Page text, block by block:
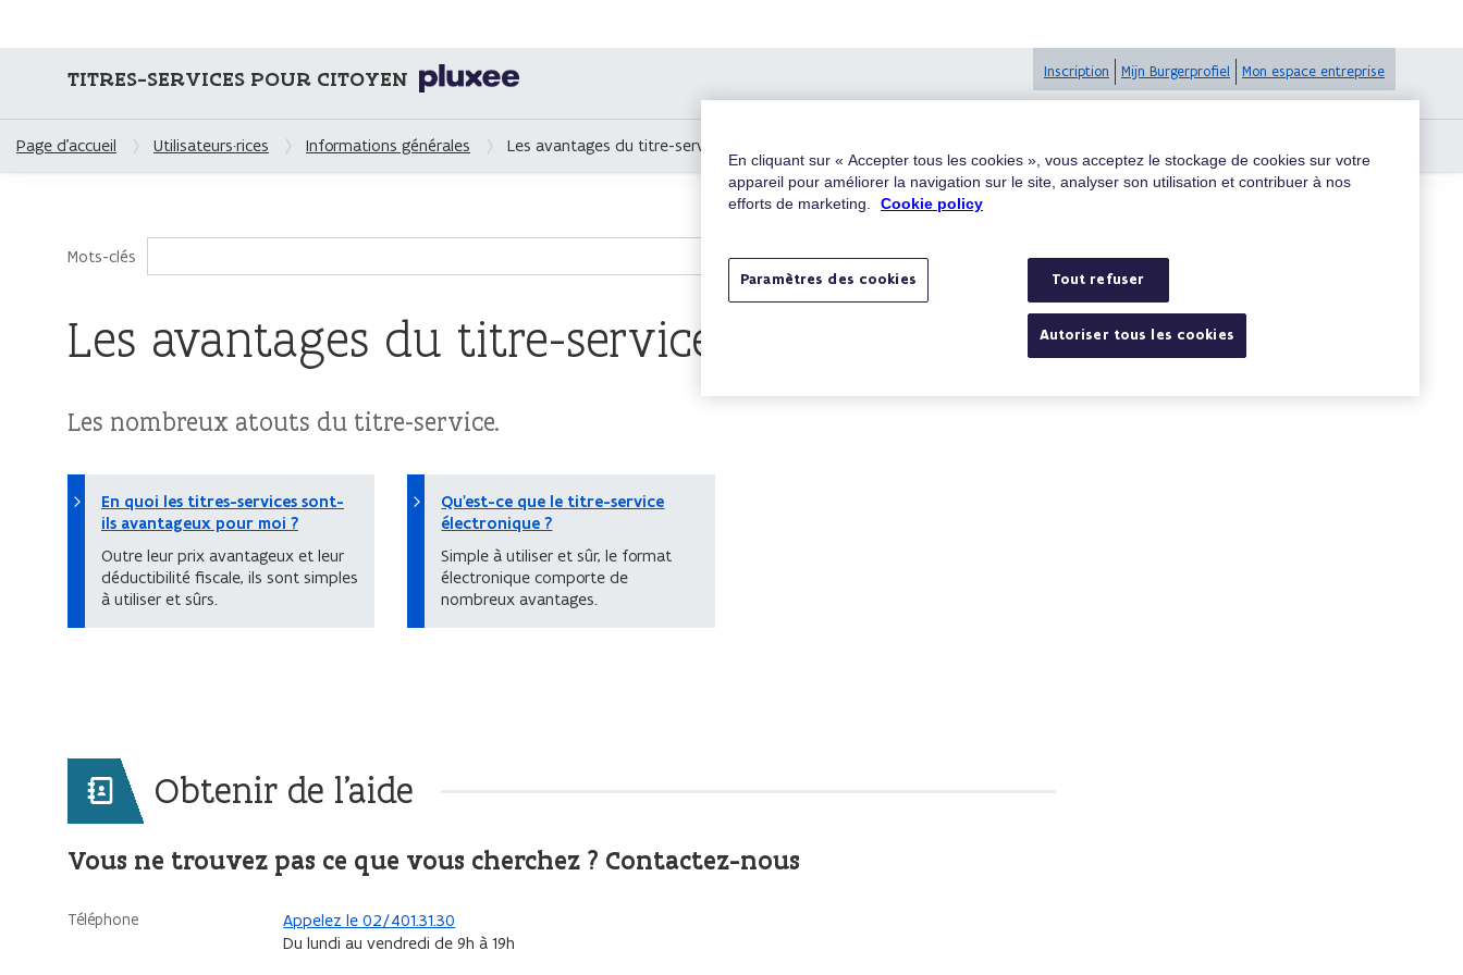
TITRES-SERVICES POUR CITOYEN Inscription Mijn Burgerprofiel Mon espace entreprise
Page d'accueil Utilisateurs·rices Informations générales Les avantages du titre-service
Mots-clés Rechercher
Les avantages du titre-service
Les nombreux atouts du titre-service.
En quoi les titres-services sont-
ils avantageux pour moi ?
Outre leur prix avantageux et leur
déductibilité fiscale, ils sont simples
à utiliser et sûrs.
Qu'est-ce que le titre-service
électronique ?
Simple à utiliser et sûr, le format
électronique comporte de
nombreux avantages.
Obtenir de l'aide
Vous ne trouvez pas ce que vous cherchez ? Contactez-nous
Téléphone
Appelez le 02/401.31.30
Du lundi au vendredi de 9h à 19h
En cliquant sur « Accepter tous les cookies », vous acceptez le stockage de cookies sur votre
appareil pour améliorer la navigation sur le site, analyser son utilisation et contribuer à nos
efforts de marketing.
Cookie policy
Tout refuser
Autoriser tous les cookies
Paramètres des cookies